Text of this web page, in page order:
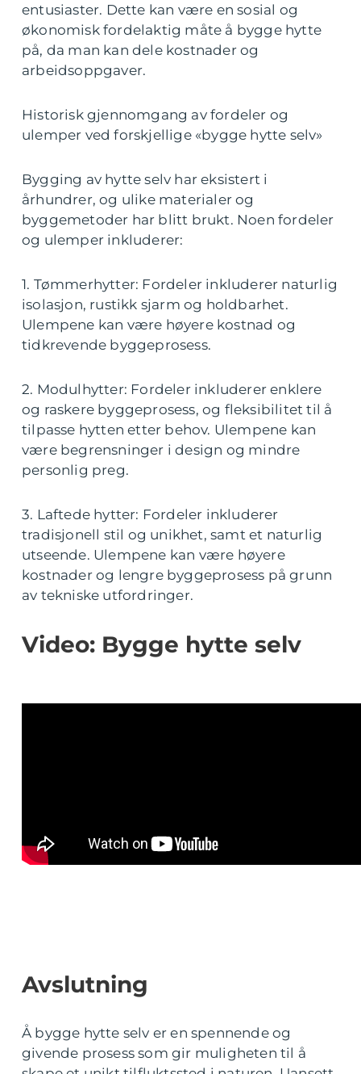
entusiaster. Dette kan være en sosial og
økonomisk fordelaktig måte å bygge hytte
på, da man kan dele kostnader og
arbeidsoppgaver.
Historisk gjennomgang av fordeler og
ulemper ved forskjellige «bygge hytte selv»
Bygging av hytte selv har eksistert i
århundrer, og ulike materialer og
byggemetoder har blitt brukt. Noen fordeler
og ulemper inkluderer:
1. Tømmerhytter: Fordeler inkluderer naturlig
isolasjon, rustikk sjarm og holdbarhet.
Ulempene kan være høyere kostnad og
tidkrevende byggeprosess.
2. Modulhytter: Fordeler inkluderer enklere
og raskere byggeprosess, og fleksibilitet til å
tilpasse hytten etter behov. Ulempene kan
være begrensninger i design og mindre
personlig preg.
3. Laftede hytter: Fordeler inkluderer
tradisjonell stil og unikhet, samt et naturlig
utseende. Ulempene kan være høyere
kostnader og lengre byggeprosess på grunn
av tekniske utfordringer.
Video: Bygge hytte selv
Avslutning
Å bygge hytte selv er en spennende og
givende prosess som gir muligheten til å